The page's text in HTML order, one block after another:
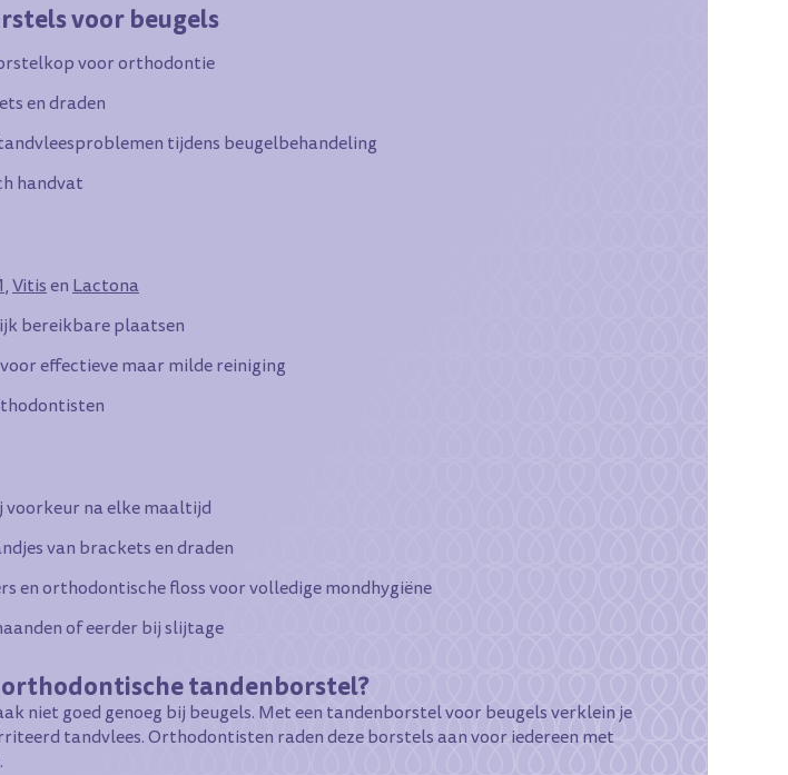
voor beugels
voor orthodontie
en draden
tijdens beugelbehandeling
handvat
,Vitisen Lactona
bereikbare plaatsen
effectieve maar milde reiniging
voorkeur na elke maaltijd
van brackets en draden
en orthodontische floss voor volledige mondhygiëne
of eerder bij slijtage
tandenborstel?
niet goed genoeg bij beugels. Met een tandenborstel voor beugels verklein je
tandvlees. Orthodontisten raden deze borstels aan voor iedereen met